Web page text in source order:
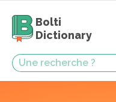
Bolti
Dictionary